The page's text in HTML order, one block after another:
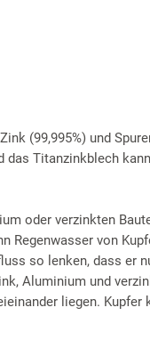
(99,995%) und
das Titanzinkblech
oder verzinkten
Regenwasser von
so lenken, dass er
Aluminium und
liegen. Kupfer